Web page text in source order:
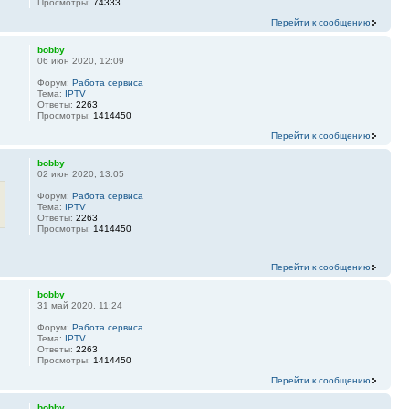
Перейти к сообщению
bobby
06 июн 2020, 12:09
Форум: Работа сервиса
Тема: IPTV
Ответы: 2263
Просмотры: 1414450
Перейти к сообщению
bobby
02 июн 2020, 13:05
Форум: Работа сервиса
Тема: IPTV
Ответы: 2263
Просмотры: 1414450
Перейти к сообщению
bobby
31 май 2020, 11:24
Форум: Работа сервиса
Тема: IPTV
Ответы: 2263
Просмотры: 1414450
Перейти к сообщению